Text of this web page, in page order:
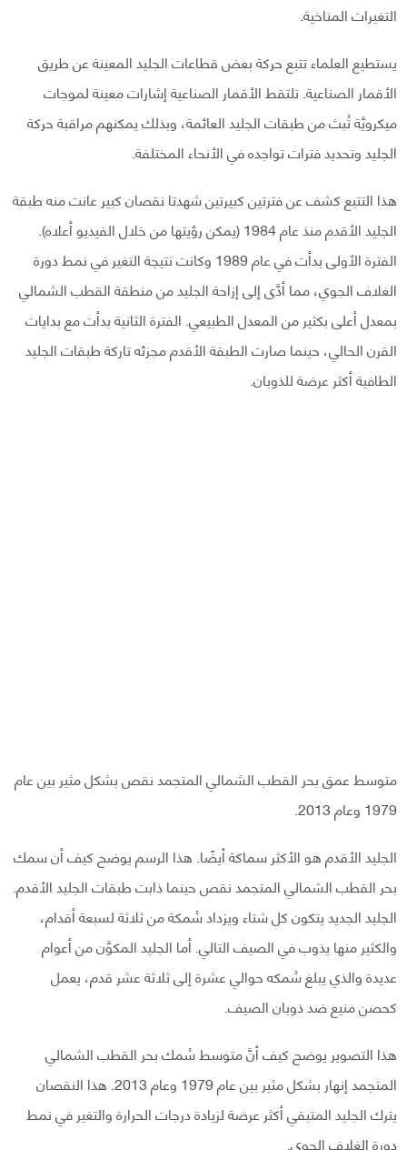
التغيرات المناخية.
يستطيع العلماء تتبع حركة بعض قطاعات الجليد المعينة عن طريق
الأقمار الصناعية. تلتقط الأقمار الصناعية إشارات معينة لموجات
ميكرويَّة تُبث من طبقات الجليد العائمة، وبذلك يمكنهم مراقبة حركة
الجليد وتحديد فترات تواجده في الأنحاء المختلفة.
هذا التتبع كشف عن فترتين كبيرتين شهدتا نقصان كبير عانت منه طبقة
الجليد الأقدم منذ عام 1984 (يمكن رؤيتها من خلال الفيديو أعلاه).
الفترة الأولى بدأت في عام 1989 وكانت نتيجة التغير في نمط دورة
الغلاف الجوي، مما أدَّى إلى إزاحة الجليد من منطقة القطب الشمالي
بمعدل أعلى بكثير من المعدل الطبيعي. الفترة الثانية بدأت مع بدايات
القرن الحالي، حينما صارت الطبقة الأقدم مجزئه تاركة طبقات الجليد
الطافية أكثر عرضة للذوبان.
متوسط عمق بحر القطب الشمالي المتجمد نقص بشكل مثير بين عام
1979 وعام 2013.
الجليد الأقدم هو الأكثر سماكة أيضًا. هذا الرسم يوضح كيف أن سمك
بحر القطب الشمالي المتجمد نقص حينما ذابت طبقات الجليد الأقدم.
الجليد الجديد يتكون كل شتاء ويزداد سُمكة من ثلاثة لسبعة أقدام،
والكثير منها يذوب في الصيف التالي. أما الجليد المكوَّن من أعوام
عديدة والذي يبلغ سُمكه حوالي عشرة إلى ثلاثة عشر قدم، يعمل
كحصن منيع ضد ذوبان الصيف.
هذا التصوير يوضح كيف أنَّ متوسط سُمك بحر القطب الشمالي
المتجمد إنهار بشكل مثير بين عام 1979 وعام 2013. هذا النقصان
يترك الجليد المتبقي أكثر عرضة لزيادة درجات الحرارة والتغير في نمط
دورة الغلاف الجوي.